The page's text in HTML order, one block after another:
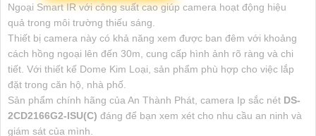
Ngoại Smart IR với công suất cao giúp camera hoạt động hiệu
quả trong môi trường thiếu sáng.
Thiết bị camera này có khả năng xem được ban đêm với khoảng
cách hồng ngoại lên đến 30m, cung cấp hình ảnh rõ ràng và chi
tiết. Với thiết kế Dome Kim Loại, sản phẩm phù hợp cho việc lắp
đặt trong căn hộ, nhà phố.
Sản phẩm chính hãng của An Thành Phát, camera Ip sắc nét DS-
2CD2166G2-ISU(C) đáng để bạn xem xét cho nhu cầu an ninh và
giám sát của mình.